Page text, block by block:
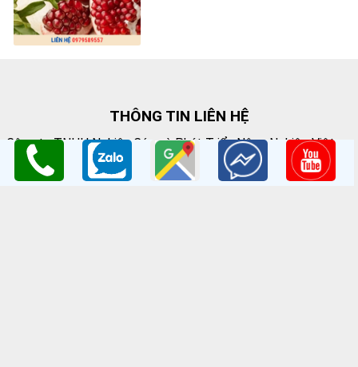
THÔNG TIN LIÊN HỆ
Công ty TNHH Nghiên Cứu và Phát Triển Nông Nghiệp Việt
Nam
GPKD:Số GCNĐKDN: 0108045662